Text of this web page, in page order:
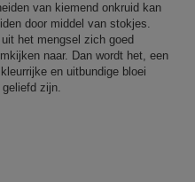
van kiemend onkruid kan
door middel van stokjes.
het mengsel zich goed
naar. Dan wordt het, een
en uitbundige bloei
zijn.